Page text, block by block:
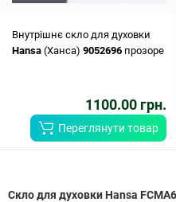
Внутрішнє скло для духовки
Hansa (Ханса) 9052696 прозоре
1100.00 грн.
Переглянути товар
Скло для духовки Hansa